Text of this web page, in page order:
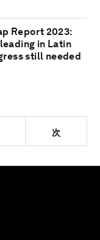
Report 2023:
in Latin
still needed
次